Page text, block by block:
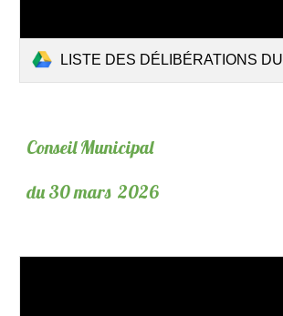
LISTE DES DÉLIBÉRATIONS DU CONSEIL MUNICIPAL
Conseil Municipal
du 30 mars 2026